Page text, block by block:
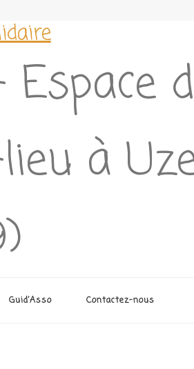
à
Guid’Asso Contactez-nous